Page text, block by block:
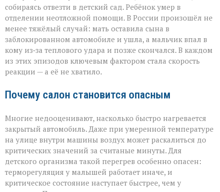
собираясь отвезти в детский сад. Ребёнок умер в
отделении неотложной помощи. В России произошёл не
менее тяжёлый случай: мать оставила сына в
заблокированном автомобиле и ушла, а мальчик впал в
кому из‑за теплового удара и позже скончался. В каждом
из этих эпизодов ключевым фактором стала скорость
реакции — а её не хватило.
Почему салон становится опасным
Многие недооценивают, насколько быстро нагревается
закрытый автомобиль. Даже при умеренной температуре
на улице внутри машины воздух может раскалиться до
критических значений за считаные минуты. Для
детского организма такой перегрев особенно опасен:
терморегуляция у малышей работает иначе, и
критическое состояние наступает быстрее, чем у